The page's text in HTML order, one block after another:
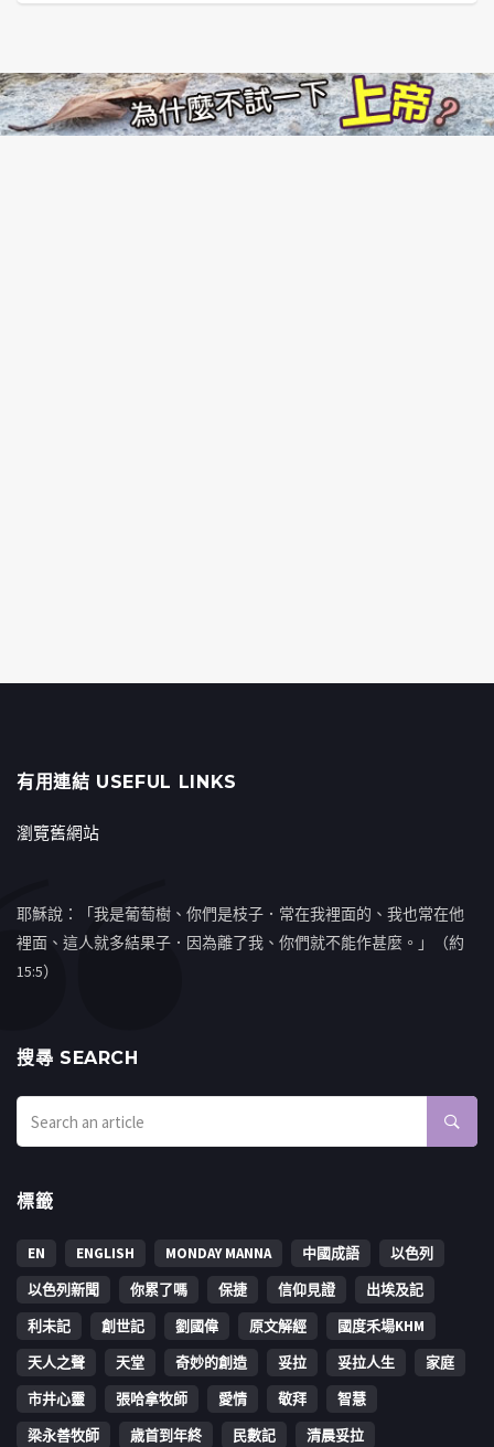
有用連結 USEFUL LINKS
瀏覽舊網站
耶穌說：「我是葡萄樹、你們是枝子．常在我裡面的、我也常在他
裡面、這人就多結果子．因為離了我、你們就不能作甚麼。」（約
15:5）
搜㝷 SEARCH
標籤
EN ENGLISH MONDAY MANNA 中國成語
以色列
以色列新聞
你累了嗎 保捷 信仰見證
出埃及記
利未記
創世記 劉國偉 原文解經
國度禾場KHM
天人之聲
天堂 奇妙的創造 妥拉 妥拉人生
家庭
市井心靈
張哈拿牧師 愛情 敬拜
智慧
梁永善牧師
歳首到年終 民數記 清晨妥拉